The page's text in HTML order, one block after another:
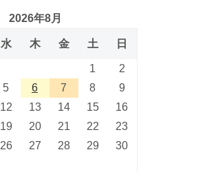
2026年8月
水 木 金 土 日
1
2
5 6 7 8
9
12 13 14 15
16
19 20 21 22
23
26 27 28 29
30